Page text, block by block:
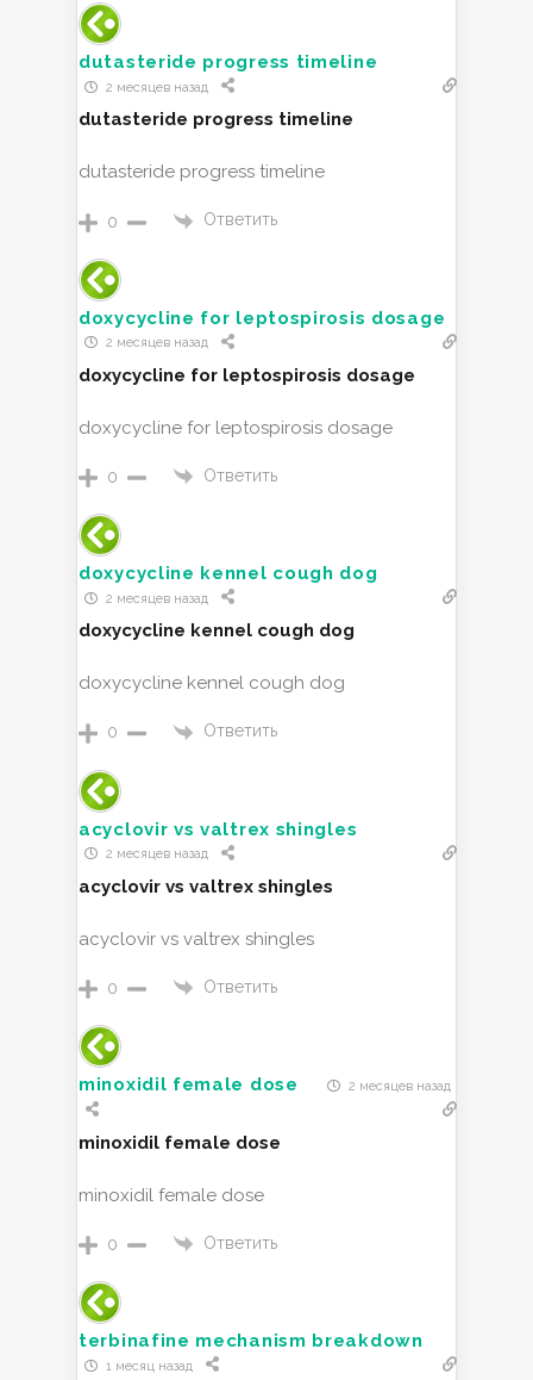
dutasteride progress timeline
2 месяцев назад
dutasteride progress timeline
dutasteride progress timeline
0 Ответить
doxycycline for leptospirosis dosage
2 месяцев назад
doxycycline for leptospirosis dosage
doxycycline for leptospirosis dosage
0 Ответить
doxycycline kennel cough dog
2 месяцев назад
doxycycline kennel cough dog
doxycycline kennel cough dog
0 Ответить
acyclovir vs valtrex shingles
2 месяцев назад
acyclovir vs valtrex shingles
acyclovir vs valtrex shingles
0 Ответить
minoxidil female dose 2 месяцев назад
minoxidil female dose
minoxidil female dose
0 Ответить
terbinafine mechanism breakdown
1 месяц назад